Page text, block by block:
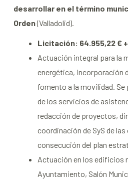
desarrollar en el término
Orden(Valladolid).
Licitación: 64.955,22 € +
Actuación integral para la
energética, incorporación
fomento a la movilidad.
de los servicios de
redacción de proyectos,
coordinación de SyS de
consecución del plan
Actuación en los edificios
Ayuntamiento, Salón